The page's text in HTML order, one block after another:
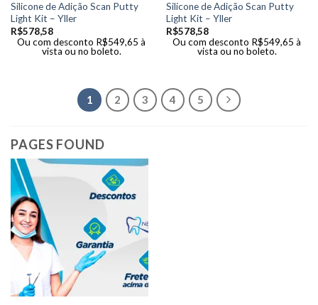
Silicone de Adição Scan Putty
Light Kit – Yller
R$578,58
Ou com desconto R$549,65 à
vista ou no boleto.
Silicone de Adição Scan Putty
Light Kit – Yller
R$578,58
Ou com desconto R$549,65 à
vista ou no boleto.
1 2 3 4 5
PAGES FOUND